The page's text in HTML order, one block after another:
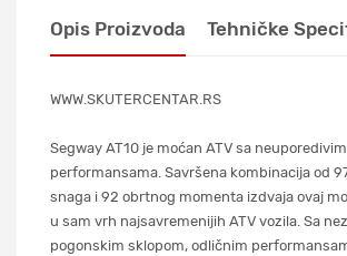
Opis Proizvoda Tehničke
WWW.SKUTERCENTAR.RS
Segway AT10 je moćan ATV sa neuporedivim
performansama. Savršena kombinacija od
snaga i 92 obrtnog momenta izdvaja ovaj
u sam vrh najsavremenijih ATV vozila. Sa
pogonskim sklopom, odličnim